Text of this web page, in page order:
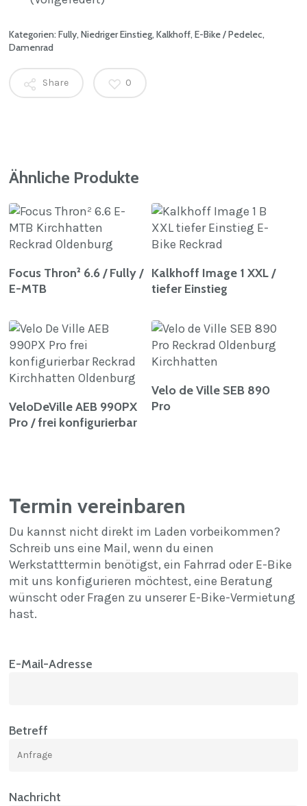
Kategorien:Fully,Niedriger Einstieg,Kalkhoff,E-Bike / Pedelec,
Damenrad
Share 0
Ähnliche Produkte
Weiterlesen
Focus Thron² 6.6 / Fully /
E-MTB
Weiterlesen
Kalkhoff Image 1 XXL /
tiefer Einstieg
Weiterlesen
VeloDeVille AEB 990PX
Pro / frei konfigurierbar
Weiterlesen
Velo de Ville SEB 890
Pro
Termin vereinbaren
Du kannst nicht direkt im Laden vorbeikommen?
Schreib uns eine Mail, wenn du einen
Werkstatttermin benötigst, ein Fahrrad oder E-Bike
mit uns konfigurieren möchtest, eine Beratung
wünscht oder Fragen zu unserer E-Bike-Vermietung
hast.
E-Mail-Adresse
Betreff
Nachricht